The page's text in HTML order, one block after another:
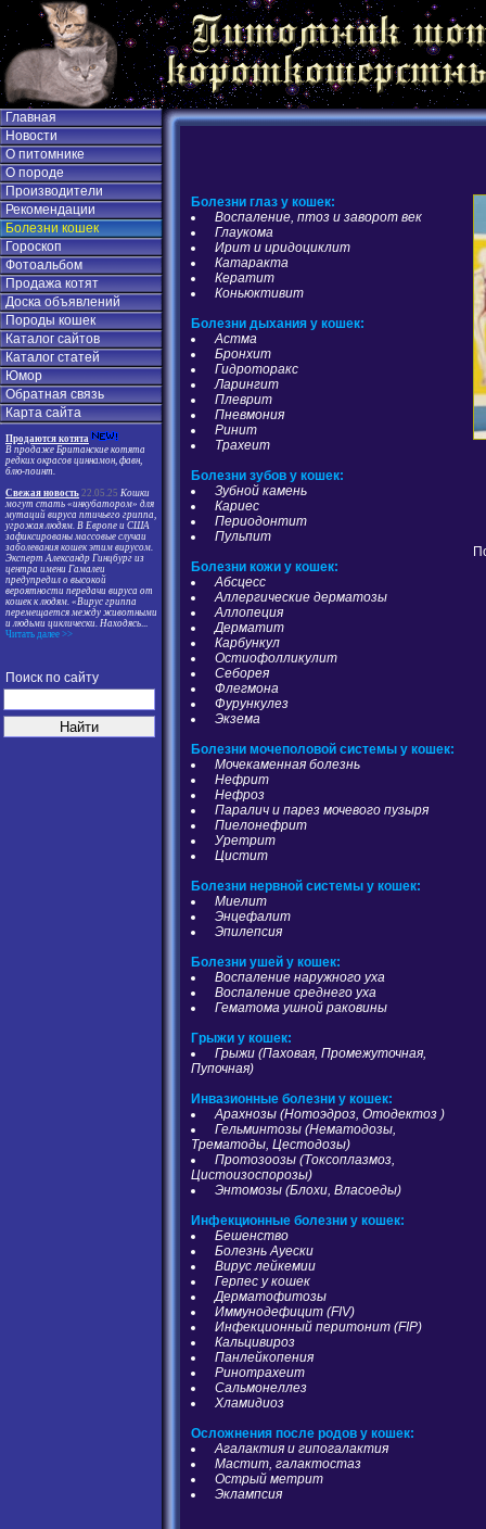
Главная
Новости
О питомнике
О породе
Производители
Рекомендации
Болезни кошек
Гороскоп
Фотоальбом
Продажа котят
Доска объявлений
Породы кошек
Каталог сайтов
Каталог статей
Юмор
Обратная связь
Карта сайта
Продаются котята
В продаже Британские котята
редких окрасов циннамон, фавн,
блю-поинт.
Свежая новость 22.05.25 Кошки
могут стать «инкубатором» для
мутаций вируса птичьего гриппа,
угрожая людям. В Европе и США
зафиксированы массовые случаи
заболевания кошек этим вирусом.
Эксперт Александр Гинцбург из
центра имени Гамалеи
предупредил о высокой
вероятности передачи вируса от
кошек к людям. «Вирус гриппа
перемещается между животными
и людьми циклически. Находясь...
Читать далее >>
Поиск по сайту
Болезни глаз у кошек:
Воспаление, птоз и заворот век
Глаукома
Ирит и иридоциклит
Катаракта
Кератит
Коньюктивит
Болезни дыхания у кошек:
Астма
Бронхит
Гидроторакс
Ларингит
Плеврит
Пневмония
Ринит
Трахеит
Болезни зубов у кошек:
Зубной камень
Кариес
Периодонтит
Пульпит
Болезни кожи у кошек:
Абсцесс
Аллергические дерматозы
Аллопеция
Дерматит
Карбункул
Остиофолликулит
Себорея
Флегмона
Фурункулез
Экзема
Болезни мочеполовой системы у кошек:
Мочекаменная болезнь
Нефрит
Нефроз
Паралич и парез мочевого пузыря
Пиелонефрит
Уретрит
Цистит
Болезни нервной системы у кошек:
Миелит
Энцефалит
Эпилепсия
Болезни ушей у кошек:
Воспаление наружного уха
Воспаление среднего уха
Гематома ушной раковины
Грыжи у кошек:
Грыжи (Паховая, Промежуточная,
Пупочная)
Инвазионные болезни у кошек:
Арахнозы (Нотоэдроз, Отодектоз )
Гельминтозы (Нематодозы,
Трематоды, Цестодозы)
Протозоозы (Токсоплазмоз,
Цистоизоспорозы)
Энтомозы (Блохи, Власоеды)
Инфекционные болезни у кошек:
Бешенство
Болезнь Ауески
Вирус лейкемии
Герпес у кошек
Дерматофитозы
Иммунодефицит (FIV)
Инфекционный перитонит (FIP)
Кальцивироз
Панлейкопения
Ринотрахеит
Сальмонеллез
Хламидиоз
Осложнения после родов у кошек:
Агалактия и гипогалактия
Мастит, галактостаз
Острый метрит
Эклампсия